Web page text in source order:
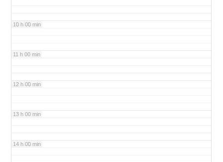
10 h 00 min
11 h 00 min
12 h 00 min
13 h 00 min
14 h 00 min